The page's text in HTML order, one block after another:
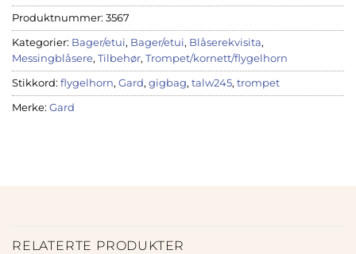
Produktnummer: 3567
Kategorier: Bager/etui, Bager/etui, Blåserekvisita,
Messingblåsere, Tilbehør, Trompet/kornett/flygelhorn
Stikkord: flygelhorn, Gard, gigbag, talw245, trompet
Merke: Gard
RELATERTE PRODUKTER